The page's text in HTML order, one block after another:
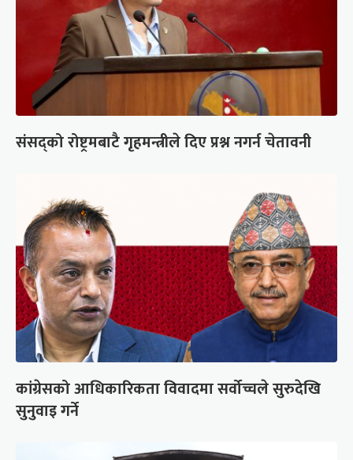
संसद्को रोष्ट्रमबाटै गृहमन्त्रीले दिए प्रश्न नगर्न चेतावनी
कांग्रेसको आधिकारिकता विवादमा सर्वोच्चले सुरुदेखि
सुनुवाइ गर्ने